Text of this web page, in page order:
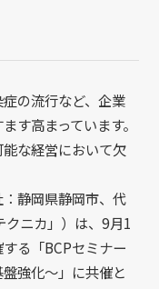
の流行など、企業
す高まっています。
な経営において欠
静岡県静岡市、代
クニカ」）は、9月1
る「BCPセミナー
強化～」に共催と